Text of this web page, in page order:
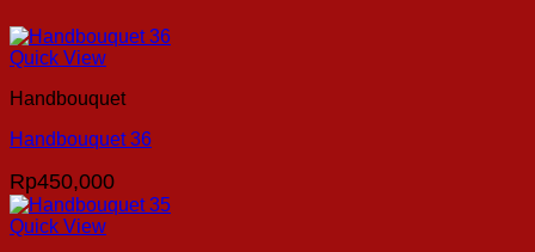
Quick View
Handbouquet
Handbouquet 36
Rp450,000
Quick View